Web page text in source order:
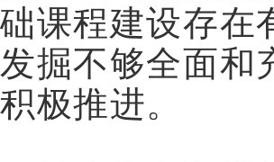
础课程建设存在
发掘不够全面和
积极推进。